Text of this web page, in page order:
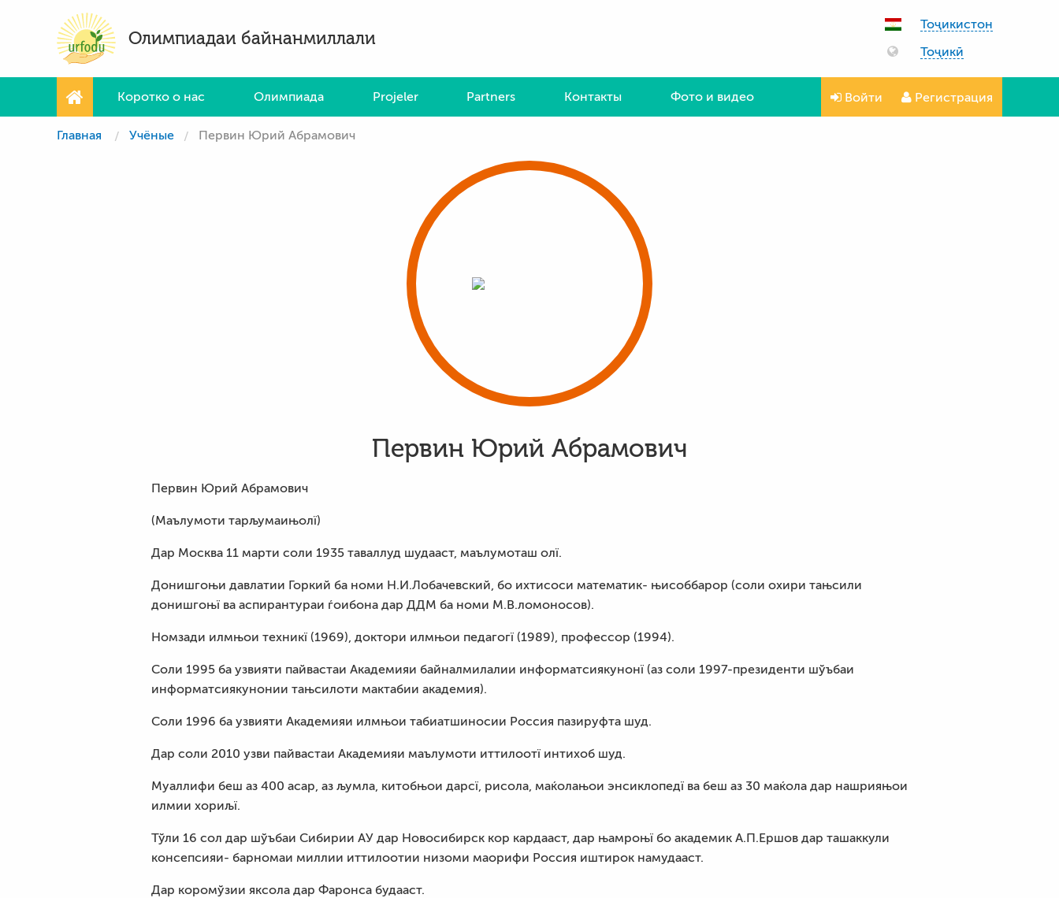
Олимпиадаи байнанмиллали
Тоҷикистон
Тоҷикӣ
Коротко о нас Олимпиада Projeler Partners Контакты Фото и видео Войти Регистрация
Главная Учёные Первин Юрий Абрамович
Первин Юрий Абрамович
Первин Юрий Абрамович
(Маълумоти тарљумаињолї)
Дар Москва 11 марти соли 1935 таваллуд шудааст, маълумоташ олї.
Донишгоњи давлатии Горкий ба номи Н.И.Лобачевский, бо ихтисоси математик- њисоббарор (соли охири тањсили
донишгоњї ва аспирантураи ѓоибона дар ДДМ ба номи М.В.ломоносов).
Номзади илмњои техникї (1969), доктори илмњои педагогї (1989), профессор (1994).
Соли 1995 ба узвияти пайвастаи Академияи байналмилалии информатсиякунонї (аз соли 1997-президенти шўъбаи
информатсиякунонии тањсилоти мактабии академия).
Соли 1996 ба узвияти Академияи илмњои табиатшиносии Россия пазируфта шуд.
Дар соли 2010 узви пайвастаи Академияи маълумоти иттилоотї интихоб шуд.
Муаллифи беш аз 400 асар, аз љумла, китобњои дарсї, рисола, маќолањои энсиклопедї ва беш аз 30 маќола дар нашрияњои
илмии хориљї.
Тўли 16 сол дар шўъбаи Сибирии АУ дар Новосибирск кор кардааст, дар њамроњї бо академик А.П.Ершов дар ташаккули
консепсияи- барномаи миллии иттилоотии низоми маорифи Россия иштирок намудааст.
Дар коромўзии яксола дар Фаронса будааст.